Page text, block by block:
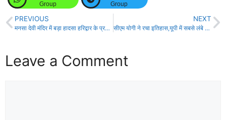
Group Group
PREVIOUS
मनसा देवी मंदिर में बड़ा हादसा हरिद्वार के प्रसिद्ध मंशा देवी मंदिर में भगदड़ मचने से 6 लोगों की मौत कई घायल
NEXT
सीएम योगी ने रचा इतिहास,यूपी में सबसे लंबे समय तक सीएम पद पर रहने का बनाया रिकॉर्ड
Leave a Comment